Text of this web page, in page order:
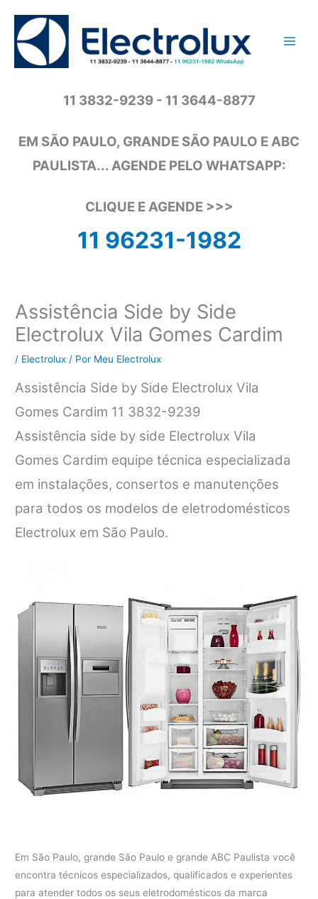
conteúdo
11 3832-9239 - 11 3644-8877
EM SÃO PAULO, GRANDE SÃO PAULO E ABC
PAULISTA... AGENDE PELO WHATSAPP:
CLIQUE E AGENDE >>>
11 96231-1982
Assistência Side by Side
Electrolux Vila Gomes Cardim
/ Electrolux / Por Meu Electrolux
Assistência Side by Side Electrolux Vila
Gomes Cardim 11 3832-9239
Assistência side by side Electrolux Vila
Gomes Cardim equipe técnica especializada
em instalações, consertos e manutenções
para todos os modelos de eletrodomésticos
Electrolux em São Paulo.
Em São Paulo, grande São Paulo e grande ABC Paulista você
encontra técnicos especializados, qualificados e experientes
para atender todos os seus eletrodomésticos da marca